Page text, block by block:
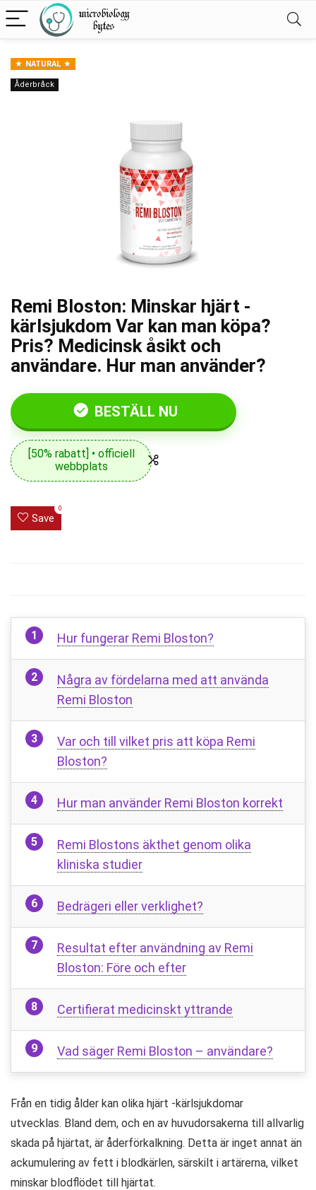
NATURAL
Åderbråck
Remi Bloston: Minskar hjärt -
kärlsjukdom Var kan man köpa?
Pris? Medicinsk åsikt och
användare. Hur man använder?
BESTÄLL NU
[50% rabatt] • officiell
webbplats
Save
0
Hur fungerar Remi Bloston?
Några av fördelarna med att använda
Remi Bloston
Var och till vilket pris att köpa Remi
Bloston?
Hur man använder Remi Bloston korrekt
Remi Blostons äkthet genom olika
kliniska studier
Bedrägeri eller verklighet?
Resultat efter användning av Remi
Bloston: Före och efter
Certifierat medicinskt yttrande
Vad säger Remi Bloston – användare?
Från en tidig ålder kan olika hjärt -kärlsjukdomar
utvecklas. Bland dem, och en av huvudorsakerna till allvarlig
skada på hjärtat, är åderförkalkning. Detta är inget annat än
ackumulering av fett i blodkärlen, särskilt i artärerna, vilket
minskar blodflödet till hjärtat.